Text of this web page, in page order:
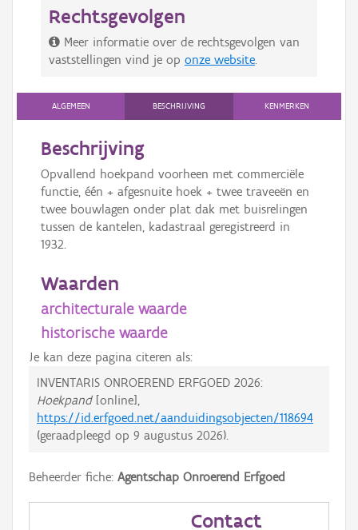
Rechtsgevolgen
Meer informatie over de rechtsgevolgen van
vaststellingen vind je op onze website
ALGEMEEN BESCHRIJVING KENMERKEN
Beschrijving
Opvallend hoekpand voorheen met commerciële
functie, één + afgesnuite hoek + twee traveeën en
twee bouwlagen onder plat dak met buisrelingen
tussen de kantelen, kadastraal geregistreerd in
1932.
Waarden
architecturale waarde
historische waarde
Je kan deze pagina citeren als:
INVENTARIS ONROEREND ERFGOED 2026:
Hoekpand[online],
https://id.erfgoed.net/aanduidingsobjecten/118694
(geraadpleegd op 9 augustus 2026).
Beheerder fiche: Agentschap Onroerend Erfgoed
Contact